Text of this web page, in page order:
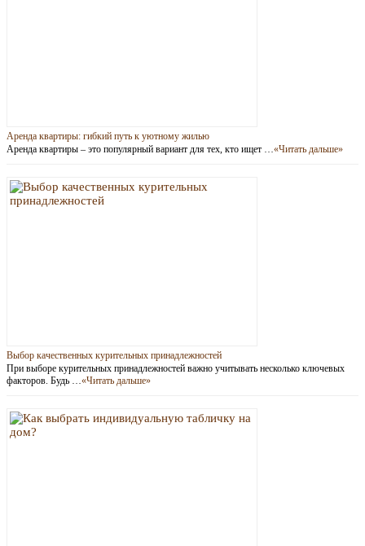
Аренда квартиры: гибкий путь к уютному жилью
Аренда квартиры – это популярный вариант для тех, кто ищет …«Читать дальше»
Выбор качественных курительных принадлежностей
При выборе курительных принадлежностей важно учитывать несколько ключевых
факторов. Будь …«Читать дальше»